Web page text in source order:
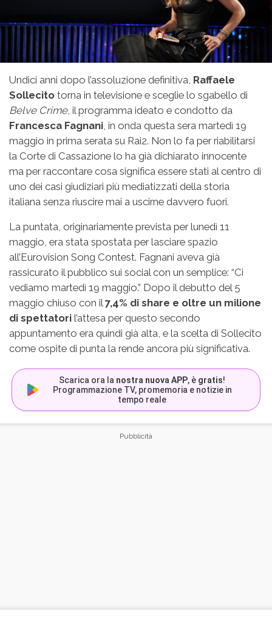
Undici anni dopo l’assoluzione definitiva, Raffaele
Sollecito torna in televisione e sceglie lo sgabello di
Belve Crime, il programma ideato e condotto da
Francesca Fagnani , in onda questa sera martedì 19
maggio in prima serata su Rai2. Non lo fa per riabilitarsi
la Corte di Cassazione lo ha già dichiarato innocente
ma per raccontare cosa significa essere stati al centro di
uno dei casi giudiziari più mediatizzati della storia
italiana senza riuscire mai a uscirne davvero fuori.
La puntata, originariamente prevista per lunedì 11
maggio, era stata spostata per lasciare spazio
all’Eurovision Song Contest. Fagnani aveva già
rassicurato il pubblico sui social con un semplice: “Ci
vediamo martedì 19 maggio.” Dopo il debutto del 5
maggio chiuso con il 7,4% di share e oltre un milione
di spettatori l’attesa per questo secondo
appuntamento era quindi già alta, e la scelta di Sollecito
come ospite di punta la rende ancora più significativa.
Scarica ora la nostra nuova APP, è gratis!
Programmazione TV, promemoria e notizie in
tempo reale